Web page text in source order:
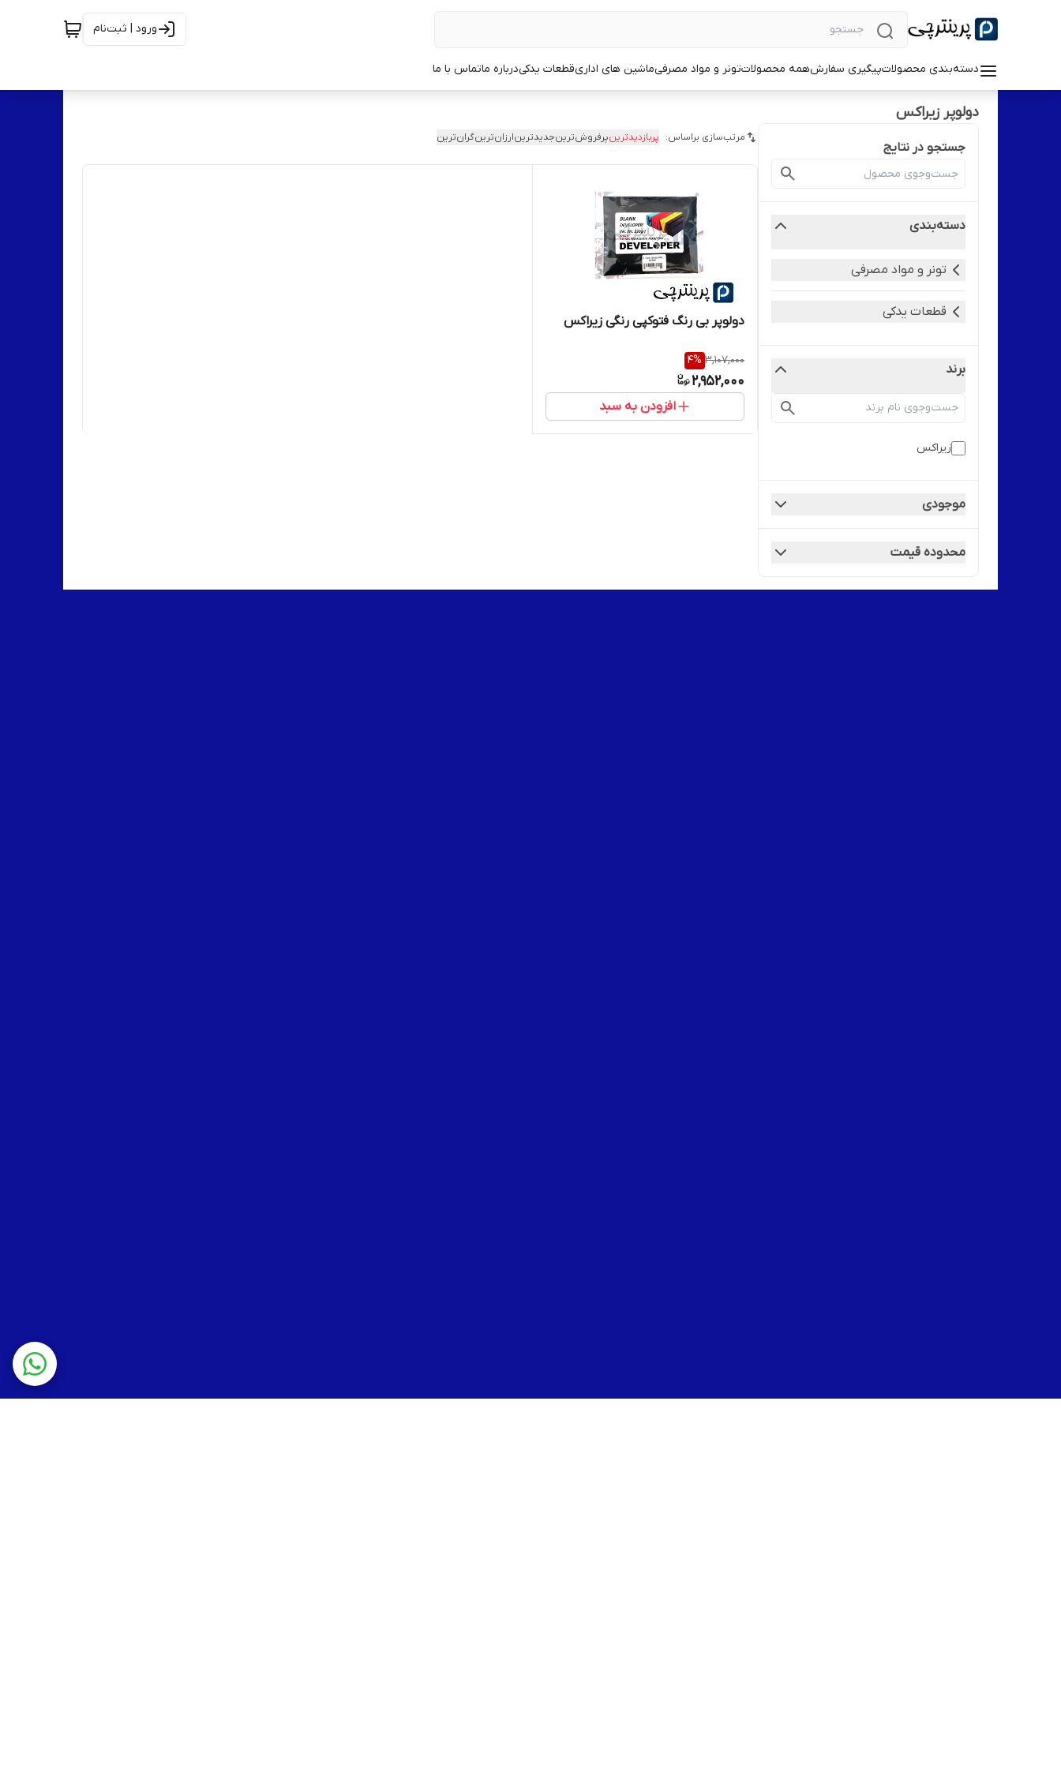
ورود | ثبت‌نام
دسته‌بندی محصولاتپیگیری سفارشهمه محصولاتتونر و مواد مصرفیماشین های اداریقطعات یدکیدرباره ماتماس با ما
دولوپر زیراکس
جستجو در نتایج
دسته‌بندی
تونر و مواد مصرفی
قطعات یدکی
برند
زیراکس
موجودی
محدوده قیمت
مرتب‌سازی براساس: پربازدیدترینپرفروش‌ترینجدیدترینارزان‌ترینگران‌ترین
دولوپر بی رنگ فتوکپی رنگی زیراکس
3,107,000
4%
2,952,000
افزودن به سبد